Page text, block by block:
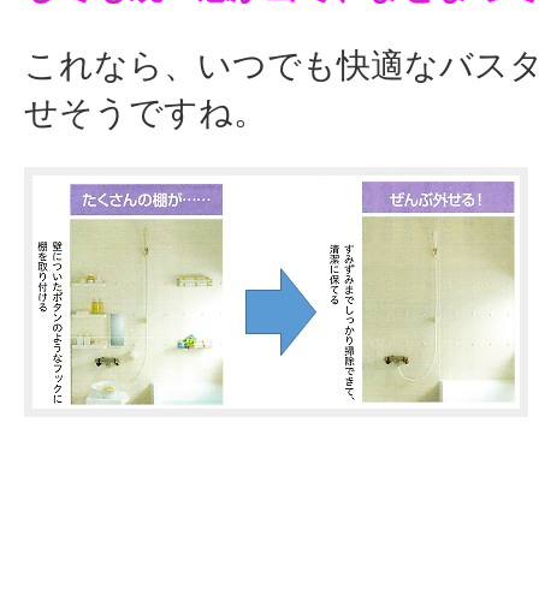
これなら、いつでも快適なバス
せそうですね。